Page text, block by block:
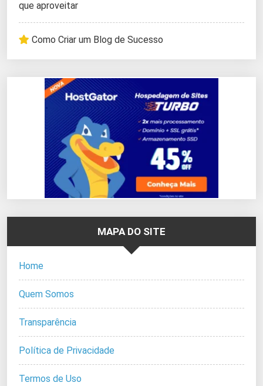
que aproveitar
Como Criar um Blog de Sucesso
MAPA DO SITE
Home
Quem Somos
Transparência
Política de Privacidade
Termos de Uso